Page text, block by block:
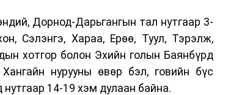
Дорнод-Дарьгангын тал нутгаар 3-
Сэлэнгэ, Хараа, Ерөө, Туул, Тэрэлж,
хотгор болон Эхийн голын Баянбүрд
нурууны өвөр бэл, говийн бүс
14-19 хэм дулаан байна.